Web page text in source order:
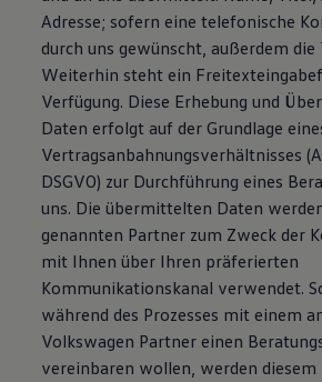
Adresse; sofern eine telefonische
durch uns gewünscht, außerdem
Weiterhin steht ein
Verfügung. Diese Erhebung und
Daten erfolgt auf der Grundlage
Vertragsanbahnungsverhältnisses
DSGVO) zur Durchführung eines
uns. Die übermittelten Daten
genannten Partner zum Zweck der
mit Ihnen über Ihren präferierten
Kommunikationskanal verwendet.
während des Prozesses mit einem
Volkswagen Partner einen
vereinbaren wollen, werden diesem